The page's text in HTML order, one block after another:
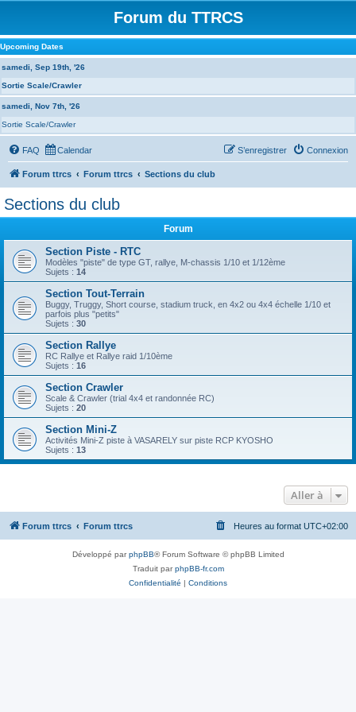
Forum du TTRCS
Upcoming Dates
samedi, Sep 19th, '26
Sortie Scale/Crawler
samedi, Nov 7th, '26
Sortie Scale/Crawler
FAQ Calendar Connexion
S’enregistrer
Forum ttrcs Forum ttrcs Sections du club
Sections du club
Forum
Section Piste - RTC
Modèles "piste" de type GT, rallye, M-chassis 1/10 et 1/12ème
Sujets : 14
Section Tout-Terrain
Buggy, Truggy, Short course, stadium truck, en 4x2 ou 4x4 échelle 1/10 et
parfois plus "petits"
Sujets : 30
Section Rallye
RC Rallye et Rallye raid 1/10ème
Sujets : 16
Section Crawler
Scale & Crawler (trial 4x4 et randonnée RC)
Sujets : 20
Section Mini-Z
Activités Mini-Z piste à VASARELY sur piste RCP KYOSHO
Sujets : 13
Aller à
Forum ttrcs Forum ttrcs Heures au format UTC+02:00
Développé parphpBB® Forum Software © phpBB Limited
Traduit parphpBB-fr.com
Confidentialité | Conditions